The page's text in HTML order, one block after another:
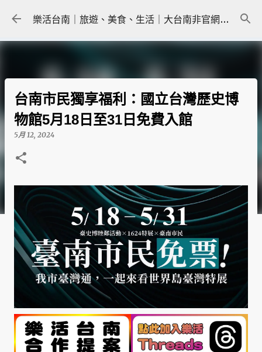
跳到主要內容 樂活台南｜旅遊、美食、生活｜大台南非官網｜tainanlohas.cc
台南市民獨享福利：國立台灣歷史博
物館5月18日至31日免費入館
5月 12, 2024